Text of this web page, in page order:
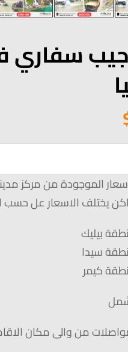
جيب سفاري
الموجودة من مركز
يختلف الاسعار عل حسب
بيليك
سيدا
كيمر
من والى مكان